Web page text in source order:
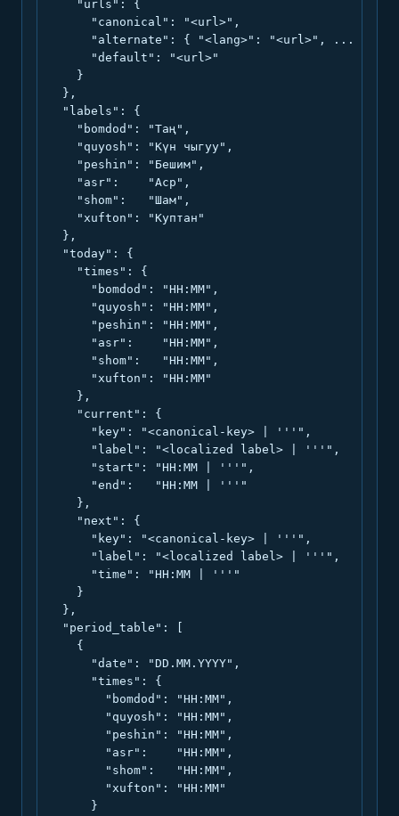
    "urls": {
      "canonical": "<url>",
      "alternate": { "<lang>": "<url>", ... },
      "default": "<url>"
    }
  },
  "labels": {
    "bomdod": "Таң",
    "quyosh": "Күн чыгуу",
    "peshin": "Бешим",
    "asr":    "Аср",
    "shom":   "Шам",
    "xufton": "Куптан"
  },
  "today": {
    "times": {
      "bomdod": "HH:MM",
      "quyosh": "HH:MM",
      "peshin": "HH:MM",
      "asr":    "HH:MM",
      "shom":   "HH:MM",
      "xufton": "HH:MM"
    },
    "current": {
      "key": "<canonical-key> | '''",
      "label": "<localized label> | '''",
      "start": "HH:MM | '''",
      "end":   "HH:MM | '''"
    },
    "next": {
      "key": "<canonical-key> | '''",
      "label": "<localized label> | '''",
      "time": "HH:MM | '''"
    }
  },
  "period_table": [
    {
      "date": "DD.MM.YYYY",
      "times": {
        "bomdod": "HH:MM",
        "quyosh": "HH:MM",
        "peshin": "HH:MM",
        "asr":    "HH:MM",
        "shom":   "HH:MM",
        "xufton": "HH:MM"
      }